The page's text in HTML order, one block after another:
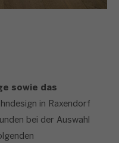
sowie das
in Raxendorf
bei der Auswahl